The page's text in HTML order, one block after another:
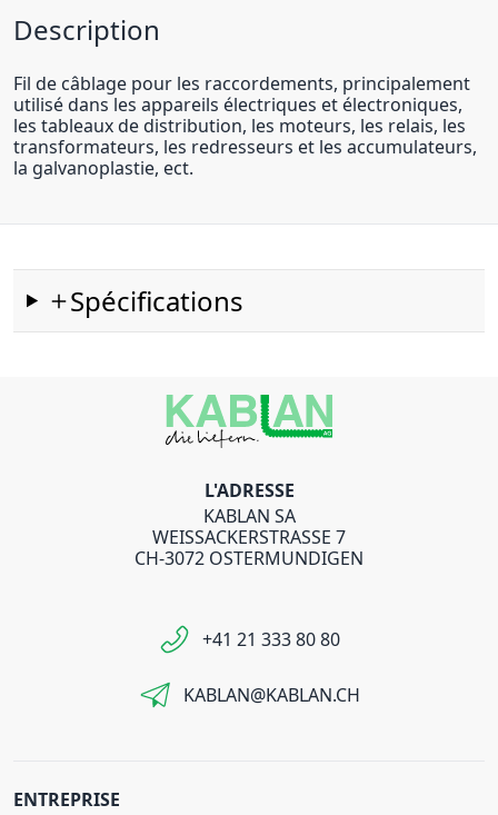
Description
Fil de câblage pour les raccordements, principalement
utilisé dans les appareils électriques et électroniques,
les tableaux de distribution, les moteurs, les relais, les
transformateurs, les redresseurs et les accumulateurs,
la galvanoplastie, ect.
Spécifications
L'ADRESSE
KABLAN SA
WEISSACKERSTRASSE 7
CH-3072 OSTERMUNDIGEN
+41 21 333 80 80
KABLAN@KABLAN.CH
ENTREPRISE